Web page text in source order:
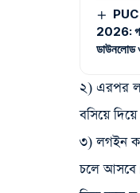
2026:
ডাউনলোড
২) এরপর
বসিয়ে
৩) লগইন
চলে